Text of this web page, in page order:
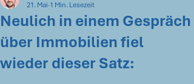
Neulich in einem Gespräch
über Immobilien fiel
wieder dieser Satz:
21. Mai 1 Min. Lesezeit